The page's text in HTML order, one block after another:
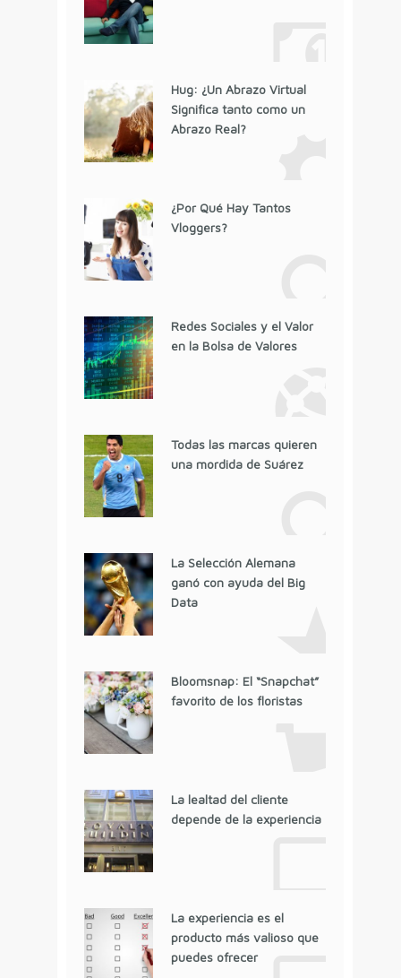
Hug: ¿Un Abrazo Virtual
Significa tanto como un
Abrazo Real?
¿Por Qué Hay Tantos
Vloggers?
Redes Sociales y el Valor
en la Bolsa de Valores
Todas las marcas quieren
una mordida de Suárez
La Selección Alemana
ganó con ayuda del Big
Data
Bloomsnap: El “Snapchat”
favorito de los floristas
La lealtad del cliente
depende de la experiencia
La experiencia es el
producto más valioso que
puedes ofrecer